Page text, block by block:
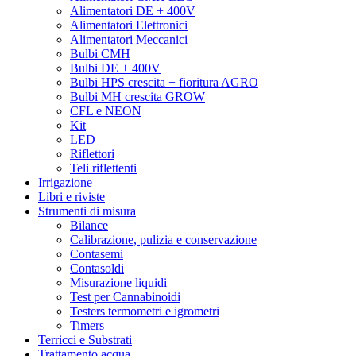
Green House Seeds
Green Mood
Green Planet
Grenco Science
Grodan
Grotek
Growth technology
GSE
Gualala Robotics
Guru Plant Genetik
Hanna Instruments
Harmony
Harvest Right
Hesi
HGA
HGP
Homebox
Honey Bee
Hortigear
HSB – Hand Selected Bulk
HTS
HUMBOLDT SEED ORGANIZATION
Humboldt seeds
Hy-Gen
HY-Pro
Alimentatori DE + 400V
Alimentatori Elettronici
Alimentatori Meccanici
Bulbi CMH
Bulbi DE + 400V
Bulbi HPS crescita + fioritura AGRO
Bulbi MH crescita GROW
CFL e NEON
Kit
LED
Riflettori
Teli riflettenti
Irrigazione
Libri e riviste
Strumenti di misura
Bilance
Calibrazione, pulizia e conservazione
Contasemi
Contasoldi
Misurazione liquidi
Test per Cannabinoidi
Testers termometri e igrometri
Timers
Terricci e Substrati